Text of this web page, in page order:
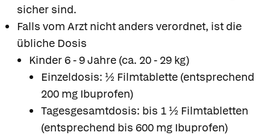
sicher sind.
Falls vom Arzt nicht anders verordnet, ist die
übliche Dosis
Kinder 6 - 9 Jahre (ca. 20 - 29 kg)
Einzeldosis: ½ Filmtablette (entsprechend
200 mg Ibuprofen)
Tagesgesamtdosis: bis 1 ½ Filmtabletten
(entsprechend bis 600 mg Ibuprofen)